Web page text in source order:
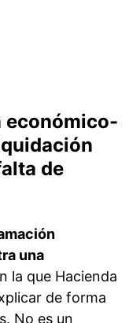
económico-
de
una
la que Hacienda
de forma
No es un